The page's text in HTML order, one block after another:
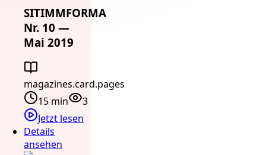
SITIMMFORMA
Nr. 10 —
Mai 2019
magazines.card.pages
15 min
3
Jetzt lesen
Details
ansehen